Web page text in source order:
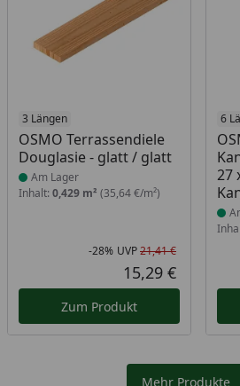
3 Längen
OSMO Terrassendiele
Douglasie - glatt / glatt
Produkt am Lager
Am Lager
Inhalt: 0,429 m² (35,64 €/m²)
Rabatt in
-28% UVP21,41 €
Aktueller
15,29 €
Zum Produkt
6
27
Mehr Produkte